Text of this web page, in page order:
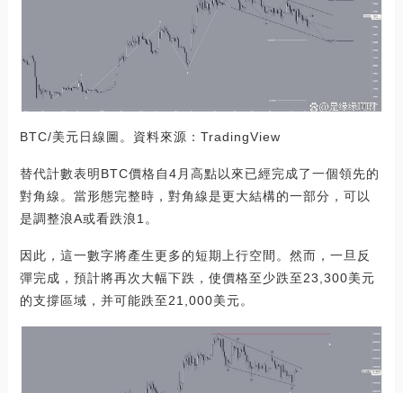
BTC/美元日線圖。資料來源：TradingView
替代計數表明BTC價格自4月高點以來已經完成了一個領先的
對角線。當形態完整時，對角線是更大結構的一部分，可以
是調整浪A或看跌浪1。
因此，這一數字將產生更多的短期上行空間。然而，一旦反
彈完成，預計將再次大幅下跌，使價格至少跌至23,300美元
的支撐區域，并可能跌至21,000美元。